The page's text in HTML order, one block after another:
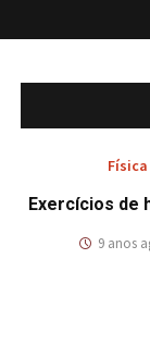
Física
Exercícios de
9 anos